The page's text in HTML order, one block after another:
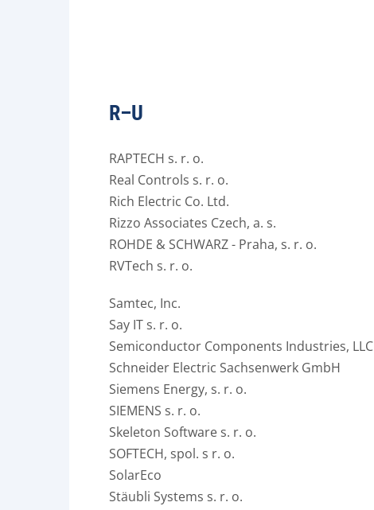
R–U
RAPTECH s. r. o.
Real Controls s. r. o.
Rich Electric Co. Ltd.
Rizzo Associates Czech, a. s.
ROHDE & SCHWARZ - Praha, s. r. o.
RVTech s. r. o.
Samtec, Inc.
Say IT s. r. o.
Semiconductor Components Industries, LLC
Schneider Electric Sachsenwerk GmbH
Siemens Energy, s. r. o.
SIEMENS s. r. o.
Skeleton Software s. r. o.
SOFTECH, spol. s r. o.
SolarEco
Stäubli Systems s. r. o.